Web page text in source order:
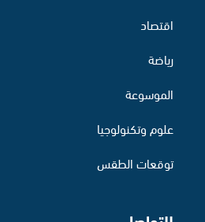
اقتصاد
رياضة
الموسوعة
علوم وتكنولوجيا
توقعات الطقس